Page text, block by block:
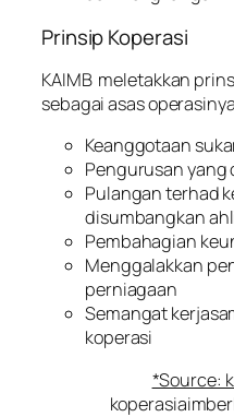
Prinsip Koperasi
KAIMB meletakkan
sebagai asas
Keanggotaan
Pengurusan yang
Pulangan terhad
disumbangkan
Pembahagian
Menggalakkan
perniagaan
Semangat
koperasi
*Source: